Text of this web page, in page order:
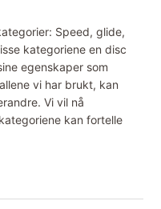
Speed, glide,
kategoriene en disc
egenskaper som
vi har brukt, kan
Vi vil nå
kan fortelle